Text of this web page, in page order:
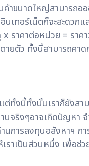
าขนาดใหญ่สามารถอ
นเทอร์เน็ตก็จะสะดวก
ราคาต่อหน่วย = รา
ายตัว ทั้งนี้สามารถคา
ต่ทั้งนี้ทั้งนั้นเราก็ยังส
นจริงๆอาจเกิดปัญหา
นการลงทุนอสังหาฯ ก
ราเป็นส่วนหนึ่ง เพื่อ